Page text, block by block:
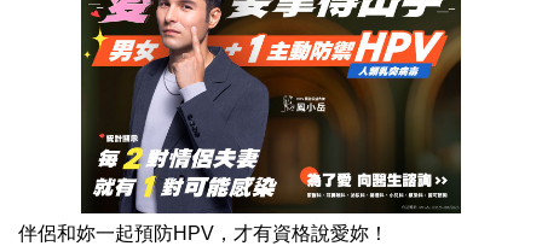
伴侶和妳一起預防HPV，才有資格說愛妳！